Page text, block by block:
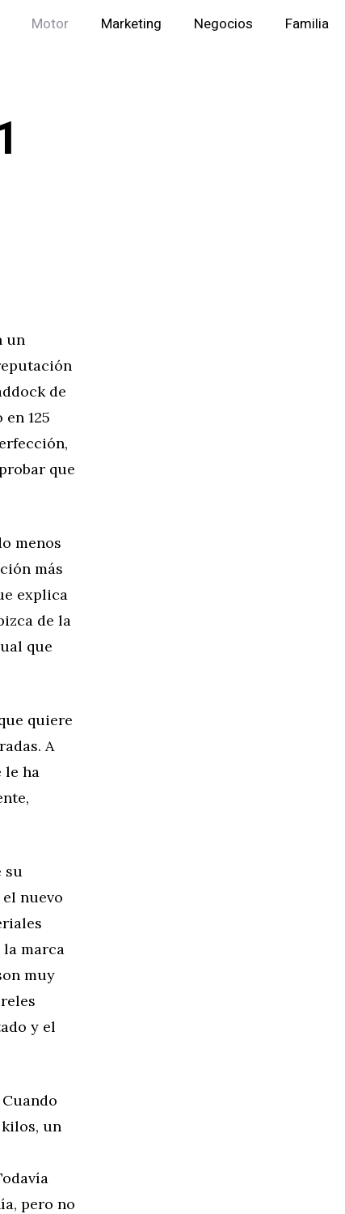
Motor Marketing Negocios Familia
un
de
125
que
menos
más
explica
de la
que
quiere
A
le ha
su
nuevo
marca
muy
y el
kilos, un
pero no